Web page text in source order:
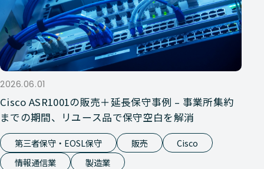
2026.06.01
Cisco ASR1001の販売＋延長保守事例 – 事業所集約
までの期間、リユース品で保守空白を解消
第三者保守・EOSL保守 販売
Cisco
情報通信業
製造業